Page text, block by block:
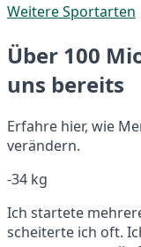
Weitere Sportarten
Über 100
uns bereits
Erfahre hier, wie
verändern.
-34 kg
Ich startete
scheiterte ich oft.